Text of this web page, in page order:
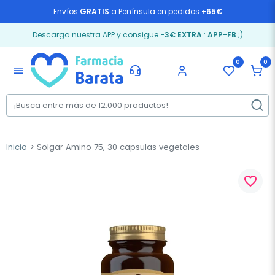
Envíos GRATIS a Península en pedidos +65€
Descarga nuestra APP y consigue -3€ EXTRA: APP-FB ;)
menu
0 0
Inicio Solgar Amino 75, 30 capsulas vegetales
favorite_border